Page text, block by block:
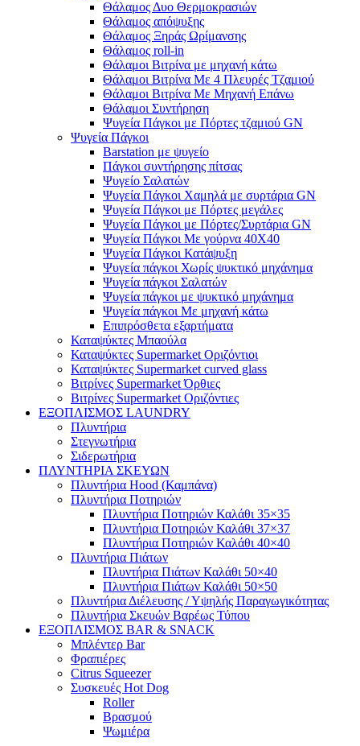
Θάλαμος Δυο Θερμοκρασιών
Θάλαμος απόψυξης
Θάλαμος Ξηράς Ωρίμανσης
Θάλαμος roll-in
Θάλαμοι Βιτρίνα με μηχανή κάτω
Θάλαμοι Βιτρίνα Με 4 Πλευρές Τζαμιού
Θάλαμοι Βιτρίνα Με Μηχανή Επάνω
Θάλαμοι Συντήρηση
Ψυγεία Πάγκοι με Πόρτες τζαμιού GN
Ψυγεία Πάγκοι
Barstation με ψυγείο
Πάγκοι συντήρησης πίτσας
Ψυγείο Σαλατών
Ψυγεία Πάγκοι Χαμηλά με συρτάρια GN
Ψυγεία Πάγκοι με Πόρτες μεγάλες
Ψυγεία Πάγκοι με Πόρτες/Συρτάρια GN
Ψυγεία Πάγκοι Με γούρνα 40Χ40
Ψυγεία Πάγκοι Κατάψυξη
Ψυγεία πάγκοι Χωρίς ψυκτικό μηχάνημα
Ψυγεία πάγκοι Σαλατών
Ψυγεία πάγκοι με ψυκτικό μηχάνημα
Ψυγεία πάγκοι Με μηχανή κάτω
Επιπρόσθετα εξαρτήματα
Καταψύκτες Μπαούλα
Καταψύκτες Supermarket Οριζόντιοι
Καταψύκτες Supermarket curved glass
Βιτρίνες Supermarket Όρθιες
Βιτρίνες Supermarket Οριζόντιες
ΕΞΟΠΛΙΣΜΟΣ LAUNDRY
Πλυντήρια
Στεγνωτήρια
Σιδερωτήρια
ΠΛΥΝΤΗΡΙΑ ΣΚΕΥΩΝ
Πλυντήρια Hood (Καμπάνα)
Πλυντήρια Ποτηριών
Πλυντήρια Ποτηριών Καλάθι 35×35
Πλυντήρια Ποτηριών Καλάθι 37×37
Πλυντήρια Ποτηριών Καλάθι 40×40
Πλυντήρια Πιάτων
Πλυντήρια Πιάτων Καλάθι 50×40
Πλυντήρια Πιάτων Καλάθι 50×50
Πλυντήρια Διέλευσης / Υψηλής Παραγωγικότητας
Πλυντήρια Σκευών Βαρέως Τύπου
ΕΞΟΠΛΙΣΜΟΣ BAR & SNACK
Μπλέντερ Bar
Φραπιέρες
Citrus Squeezer
Συσκευές Hot Dog
Roller
Βρασμού
Ψωμιέρα